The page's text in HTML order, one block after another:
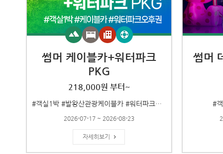
썸머 케이블카+워터파크
PKG
218,000원 부터~
#객실1박 #발왕산관광케이블카 #워터파크오후권
2026-07-17 ~ 2026-08-23
자세히보기
썸머
#